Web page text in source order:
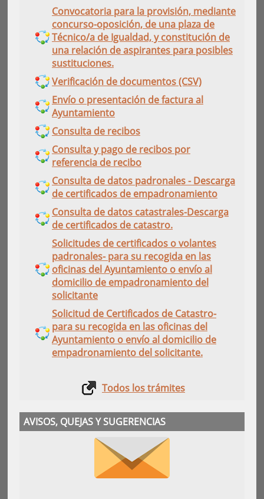
Convocatoria para la provisión, mediante
concurso-oposición, de una plaza de
Técnico/a de Igualdad, y constitución de
una relación de aspirantes para posibles
sustituciones.
Verificación de documentos (CSV)
Envío o presentación de factura al
Ayuntamiento
Consulta de recibos
Consulta y pago de recibos por
referencia de recibo
Consulta de datos padronales - Descarga
de certificados de empadronamiento
Consulta de datos catastrales-Descarga
de certificados de catastro.
Solicitudes de certificados o volantes
padronales- para su recogida en las
oficinas del Ayuntamiento o envío al
domicilio de empadronamiento del
solicitante
Solicitud de Certificados de Catastro-
para su recogida en las oficinas del
Ayuntamiento o envío al domicilio de
empadronamiento del solicitante.
Todos los trámites
AVISOS, QUEJAS Y SUGERENCIAS